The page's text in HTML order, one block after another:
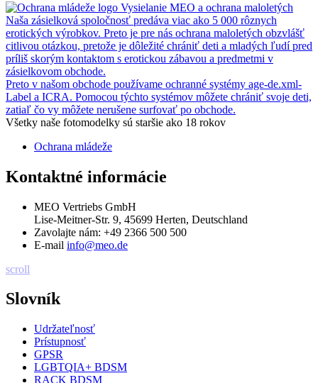
Vysielanie MEO a ochrana maloletých
Naša zásielková spoločnosť predáva viac ako 5 000 rôznych
erotických výrobkov. Preto je pre nás ochrana maloletých obzvlášť
citlivou otázkou, pretože je dôležité chrániť deti a mladých ľudí pred
príliš skorým kontaktom s erotickou zábavou a predmetmi v
zásielkovom obchode.
Preto v našom obchode používame ochranné systémy age-de.xml-
Label a ICRA. Pomocou týchto systémov môžete chrániť svoje deti,
zatiaľ čo vy môžete nerušene surfovať po obchode.
Všetky naše fotomodelky sú staršie ako 18 rokov
Ochrana mládeže
Kontaktné informácie
MEO Vertriebs GmbH
Lise-Meitner-Str. 9, 45699 Herten, Deutschland
Zavolajte nám: +49 2366 500 500
E-mail info@meo.de
scroll
Slovník
Udržateľnosť
Prístupnosť
GPSR
LGBTQIA+ BDSM
RACK BDSM